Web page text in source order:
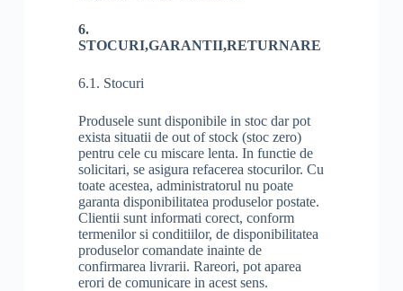
6.
STOCURI,GARANTII,RETURNARE
6.1. Stocuri
Produsele sunt disponibile in stoc dar pot
exista situatii de out of stock (stoc zero)
pentru cele cu miscare lenta. In functie de
solicitari, se asigura refacerea stocurilor. Cu
toate acestea, administratorul nu poate
garanta disponibilitatea produselor postate.
Clientii sunt informati corect, conform
termenilor si conditiilor, de disponibilitatea
produselor comandate inainte de
confirmarea livrarii. Rareori, pot aparea
erori de comunicare in acest sens.